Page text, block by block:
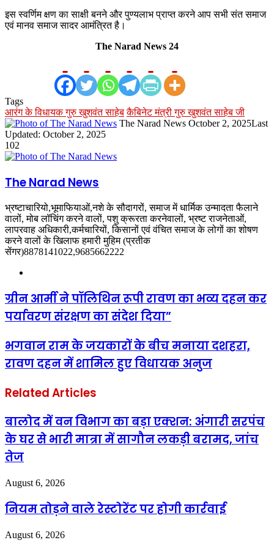
इस स्वर्णिम क्षण का साक्षी बनने और पुण्यलाभ प्राप्त करने आप सभी संत समाज
एवं मानव समाज सादर आमंत्रित है।
The Narad News 24
Tags
आरंग के विधायक गुरु खुशवंत साहेब कैबिनेट मंत्री गुरु खुशवंत साहेब जी
The Narad News Send
October 2, 2025Last
Updated: October 2, 2025
102
The Narad News
भ्रष्टाचारियो,भूमाफियाओं,नशे के सौदागरों, समाज में धार्मिक उन्मादता फैलाने
वालों, मोब लॉचिंग करने वालों, पशु क्रूरता करनेवालों, भ्रष्ट राजनेताओं,
लापरवाह अधिकारी,कर्मचारियों, किसानों एवं वंचित समाज के लोगों का शोषण
करने वालों के खिलाफ हमारी मुहिम (प्रतीक
सेंगर)8878141022,9685662222
ग्रीन आर्मी ने पॉलिथिन रूपी रावण का भव्य दहन कर
पर्यावरण संरक्षण का संदेश दिया”
भगवान राम के जयकारों के बीच मनाया दशहरा,
रावण दहन में शामिल हुए विधायक अनुज
Related Articles
बालोद में वन विभाग का बड़ा एक्शन: अंगारी सरपंच
के घर से भारी मात्रा में सागौन लकड़ी बरामद, जांच
तेज
August 6, 2026
नियम तोड़ने वाले रेस्टोरेंट पर होगी कार्रवाई
August 6, 2026